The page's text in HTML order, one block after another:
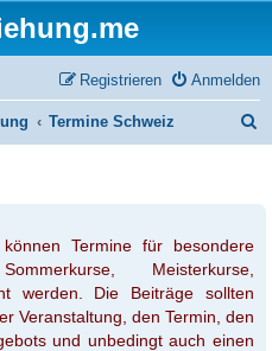
Anmelden
Registrieren
Termine Schweiz
Termine für besondere
Meisterkurse,
werden. Die Beiträge sollten
Veranstaltung, den Termin, den
und unbedingt auch einen